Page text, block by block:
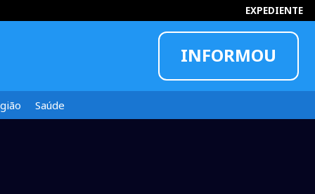
EXPEDIENTE
INFORMOU
Saúde